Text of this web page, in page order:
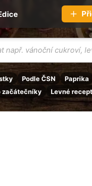
Podle ČSN Paprika
začátečníky Levné